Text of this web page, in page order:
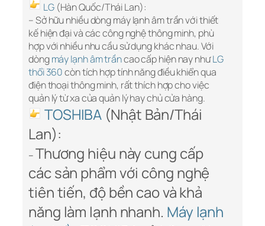
LG(Hàn Quốc/Thái Lan):
– Sở hữu nhiều dòng máy lạnh âm trần với thiết
kế hiện đại và các công nghệ thông minh, phù
hợp với nhiều nhu cầu sử dụng khác nhau. Với
dòngmáy lạnh âm trầncao cấp hiện nay nhưLG
thổi 360còn tích hợp tính năng điều khiển qua
điện thoại thông minh, rất thích hợp cho việc
quản lý từ xa của quản lý hay chủ cửa hàng.
TOSHIBA (Nhật Bản/Thái
Lan):
–Thương hiệu này cung cấp
các sản phẩm với công nghệ
tiên tiến, độ bền cao và khả
năng làm lạnh nhanh. Máy lạnh